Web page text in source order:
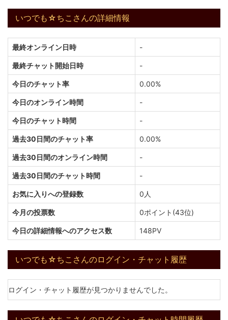
いつでも☆ちこさんの詳細情報
最終オンライン日時 -
最終チャット開始日時 -
今日のチャット率 0.00%
今日のオンライン時間 -
今日のチャット時間 -
過去30日間のチャット率 0.00%
過去30日間のオンライン時間 -
過去30日間のチャット時間 -
お気に入りへの登録数 0人
今月の投票数 0ポイント(43位)
今日の詳細情報へのアクセス数 148PV
いつでも☆ちこさんのログイン・チャット履歴
ログイン・チャット履歴が見つかりませんでした。